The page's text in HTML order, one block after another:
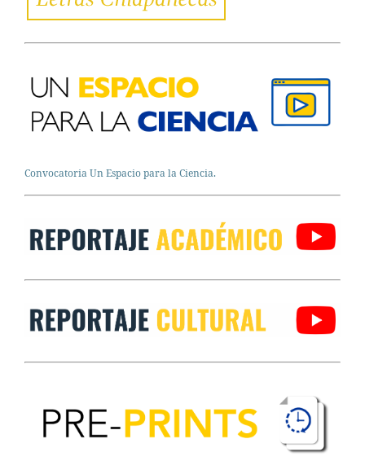
Convocatoria Un Espacio para la Ciencia.